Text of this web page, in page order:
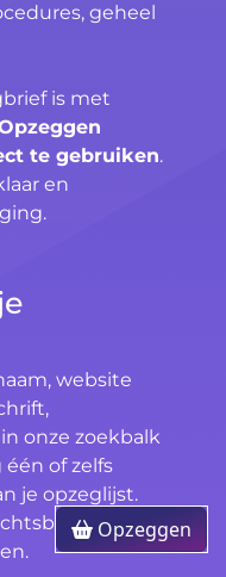
Opzeggen
geheel
is met
te gebruiken.
en
website
onze zoekbalk
één of zelfs
je opzeglijst.
op